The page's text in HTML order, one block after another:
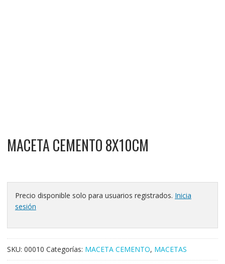
MACETA CEMENTO 8X10CM
Precio disponible solo para usuarios registrados. Inicia
sesión
SKU: 00010 Categorías: MACETA CEMENTO, MACETAS